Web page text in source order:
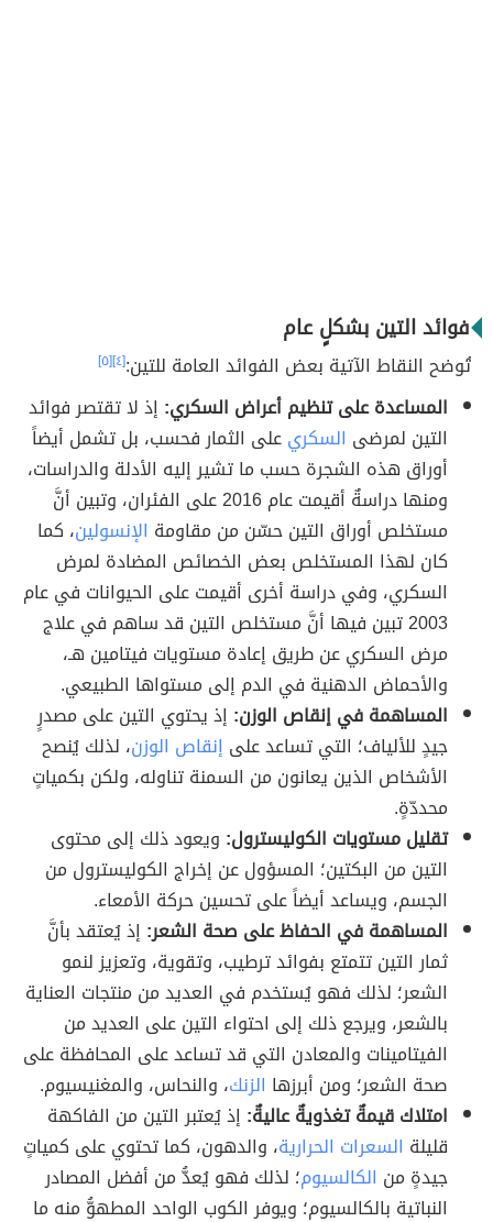
فوائد التين بشكلٍ عام
تُوضح النقاط الآتية بعض الفوائد العامة للتين:[٤] [٥]
المساعدة على تنظيم أعراض السكري: إذ لا تقتصر فوائد
التين لمرضى السكريعلى الثمار فحسب، بل تشمل أيضاً
أوراق هذه الشجرة حسب ما تشير إليه الأدلة والدراسات،
ومنها دراسةٌ أقيمت عام 2016 على الفئران، وتبين أنَّ
مستخلص أوراق التين حسّن من مقاومة الإنسولين، كما
كان لهذا المستخلص بعض الخصائص المضادة لمرض
السكري، وفي دراسة أخرى أقيمت على الحيوانات في عام
2003 تبين فيها أنَّ مستخلص التين قد ساهم في علاج
مرض السكري عن طريق إعادة مستويات فيتامين هـ،
والأحماض الدهنية في الدم إلى مستواها الطبيعي.
المساهمة في إنقاص الوزن: إذ يحتوي التين على مصدرٍ
جيدٍ للألياف؛ التي تساعد على إنقاص الوزن، لذلك يُنصح
الأشخاص الذين يعانون من السمنة تناوله، ولكن بكمياتٍ
محددّةٍ.
تقليل مستويات الكوليسترول: ويعود ذلك إلى محتوى
التين من البكتين؛ المسؤول عن إخراج الكوليسترول من
الجسم، ويساعد أيضاً على تحسين حركة الأمعاء.
المساهمة في الحفاظ على صحة الشعر: إذ يُعتقد بأنَّ
ثمار التين تتمتع بفوائد ترطيب، وتقوية، وتعزيز لنمو
الشعر؛ لذلك فهو يُستخدم في العديد من منتجات العناية
بالشعر، ويرجع ذلك إلى احتواء التين على العديد من
الفيتامينات والمعادن التي قد تساعد على المحافظة على
صحة الشعر؛ ومن أبرزها الزنك، والنحاس، والمغنيسيوم.
امتلاك قيمةٌ تغذويةٌ عاليةٌ: إذ يُعتبر التين من الفاكهة
قليلة السعرات الحرارية، والدهون، كما تحتوي على كمياتٍ
جيدةٍ من الكالسيوم؛ لذلك فهو يُعدُّ من أفضل المصادر
النباتية بالكالسيوم؛ ويوفر الكوب الواحد المطهوُّ منه ما